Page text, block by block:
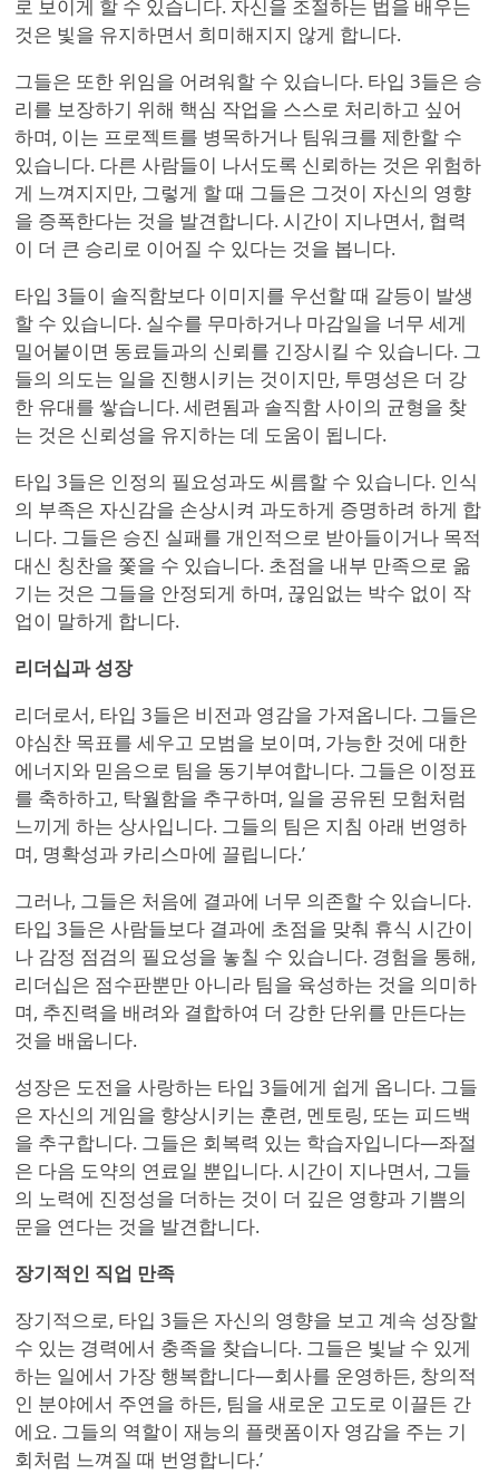
로 보이게 할 수 있습니다. 자신을 조절하는 법을 배우는
것은 빛을 유지하면서 희미해지지 않게 합니다.
그들은 또한 위임을 어려워할 수 있습니다. 타입 3들은 승
리를 보장하기 위해 핵심 작업을 스스로 처리하고 싶어
하며, 이는 프로젝트를 병목하거나 팀워크를 제한할 수
있습니다. 다른 사람들이 나서도록 신뢰하는 것은 위험하
게 느껴지지만, 그렇게 할 때 그들은 그것이 자신의 영향
을 증폭한다는 것을 발견합니다. 시간이 지나면서, 협력
이 더 큰 승리로 이어질 수 있다는 것을 봅니다.
타입 3들이 솔직함보다 이미지를 우선할 때 갈등이 발생
할 수 있습니다. 실수를 무마하거나 마감일을 너무 세게
밀어붙이면 동료들과의 신뢰를 긴장시킬 수 있습니다. 그
들의 의도는 일을 진행시키는 것이지만, 투명성은 더 강
한 유대를 쌓습니다. 세련됨과 솔직함 사이의 균형을 찾
는 것은 신뢰성을 유지하는 데 도움이 됩니다.
타입 3들은 인정의 필요성과도 씨름할 수 있습니다. 인식
의 부족은 자신감을 손상시켜 과도하게 증명하려 하게 합
니다. 그들은 승진 실패를 개인적으로 받아들이거나 목적
대신 칭찬을 쫓을 수 있습니다. 초점을 내부 만족으로 옮
기는 것은 그들을 안정되게 하며, 끊임없는 박수 없이 작
업이 말하게 합니다.
리더십과 성장
리더로서, 타입 3들은 비전과 영감을 가져옵니다. 그들은
야심찬 목표를 세우고 모범을 보이며, 가능한 것에 대한
에너지와 믿음으로 팀을 동기부여합니다. 그들은 이정표
를 축하하고, 탁월함을 추구하며, 일을 공유된 모험처럼
느끼게 하는 상사입니다. 그들의 팀은 지침 아래 번영하
며, 명확성과 카리스마에 끌립니다.’
그러나, 그들은 처음에 결과에 너무 의존할 수 있습니다.
타입 3들은 사람들보다 결과에 초점을 맞춰 휴식 시간이
나 감정 점검의 필요성을 놓칠 수 있습니다. 경험을 통해,
리더십은 점수판뿐만 아니라 팀을 육성하는 것을 의미하
며, 추진력을 배려와 결합하여 더 강한 단위를 만든다는
것을 배웁니다.
성장은 도전을 사랑하는 타입 3들에게 쉽게 옵니다. 그들
은 자신의 게임을 향상시키는 훈련, 멘토링, 또는 피드백
을 추구합니다. 그들은 회복력 있는 학습자입니다—좌절
은 다음 도약의 연료일 뿐입니다. 시간이 지나면서, 그들
의 노력에 진정성을 더하는 것이 더 깊은 영향과 기쁨의
문을 연다는 것을 발견합니다.
장기적인 직업 만족
장기적으로, 타입 3들은 자신의 영향을 보고 계속 성장할
수 있는 경력에서 충족을 찾습니다. 그들은 빛날 수 있게
하는 일에서 가장 행복합니다—회사를 운영하든, 창의적
인 분야에서 주연을 하든, 팀을 새로운 고도로 이끌든 간
에요. 그들의 역할이 재능의 플랫폼이자 영감을 주는 기
회처럼 느껴질 때 번영합니다.’